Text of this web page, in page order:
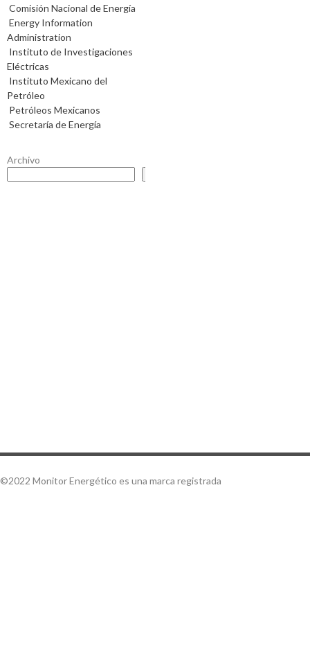
Comisión Nacional de Energía
Energy Information
Administration
Instituto de Investigaciones
Eléctricas
Instituto Mexicano del
Petróleo
Petróleos Mexicanos
Secretaría de Energía
Archivo
©2022 Monitor Energético es una marca registrada